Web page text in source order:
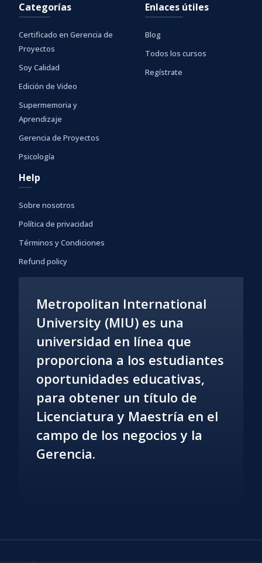
Categorías
Certificado en Gerencia de
Proyectos
Soy Calidad
Edición de Video
Supermemoria y
Aprendizaje
Gerencia de Proyectos
Psicología
Enlaces útiles
Blog
Todos los cursos
Regístrate
Help
Sobre nosotros
Política de privacidad
Términos y Condiciones
Refund policy
Metropolitan International
University (MIU) es una
universidad en línea que
proporciona a los estudiantes
oportunidades educativas,
para obtener un título de
Licenciatura y Maestría en el
campo de los negocios y la
Gerencia.